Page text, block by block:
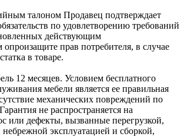
талоном Продавец подтверждает
по удовлетворению требований
действующим
опроизащите прав потребителя, в случае
в товаре.
12 месяцев. Условием бесплатного
мебели является ее правильная
механических повреждений по
не распространяется на
или дефекты, вызванные перегрузкой,
эксплуатацией и сборкой,